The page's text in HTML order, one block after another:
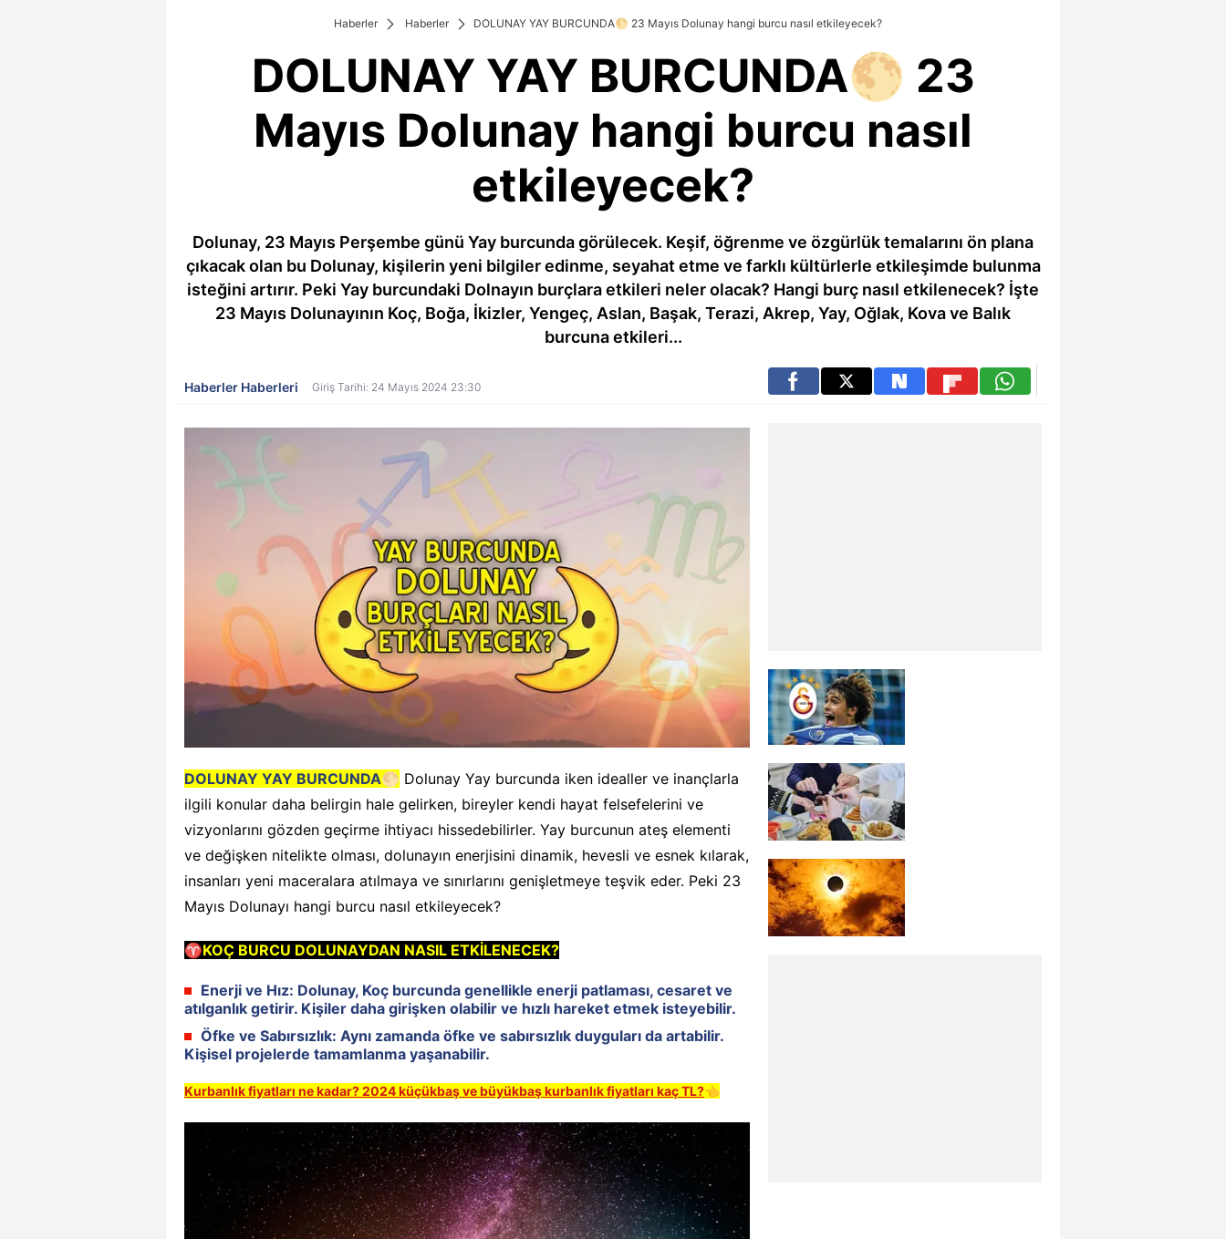
Haberler Haberler DOLUNAY YAY BURCUNDA🌕 23 Mayıs Dolunay hangi burcu nasıl etkileyecek?
DOLUNAY YAY BURCUNDA🌕 23
Mayıs Dolunay hangi burcu nasıl
etkileyecek?
Dolunay, 23 Mayıs Perşembe günü Yay burcunda görülecek. Keşif, öğrenme ve özgürlük temalarını ön plana
çıkacak olan bu Dolunay, kişilerin yeni bilgiler edinme, seyahat etme ve farklı kültürlerle etkileşimde bulunma
isteğini artırır. Peki Yay burcundaki Dolnayın burçlara etkileri neler olacak? Hangi burç nasıl etkilenecek? İşte
23 Mayıs Dolunayının Koç, Boğa, İkizler, Yengeç, Aslan, Başak, Terazi, Akrep, Yay, Oğlak, Kova ve Balık
burcuna etkileri...
Haberler Haberleri Giriş Tarihi: 24 Mayıs 2024 23:30
DOLUNAY YAY BURCUNDA🌕 Dolunay Yay burcunda iken idealler ve inançlarla
ilgili konular daha belirgin hale gelirken, bireyler kendi hayat felsefelerini ve
vizyonlarını gözden geçirme ihtiyacı hissedebilirler. Yay burcunun ateş elementi
ve değişken nitelikte olması, dolunayın enerjisini dinamik, hevesli ve esnek kılarak,
insanları yeni maceralara atılmaya ve sınırlarını genişletmeye teşvik eder. Peki 23
Mayıs Dolunayı hangi burcu nasıl etkileyecek?
♈KOÇ BURCU DOLUNAYDAN NASIL ETKİLENECEK?
Enerji ve Hız: Dolunay, Koç burcunda genellikle enerji patlaması, cesaret ve
atılganlık getirir. Kişiler daha girişken olabilir ve hızlı hareket etmek isteyebilir.
Öfke ve Sabırsızlık: Aynı zamanda öfke ve sabırsızlık duyguları da artabilir.
Kişisel projelerde tamamlanma yaşanabilir.
Kurbanlık fiyatları ne kadar? 2024 küçükbaş ve büyükbaş kurbanlık fiyatları kaç TL?👈